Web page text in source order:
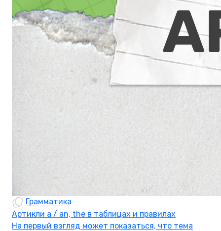
Грамматика
Артикли a / an, the в таблицах и правилах
На первый взгляд может показаться, что тема